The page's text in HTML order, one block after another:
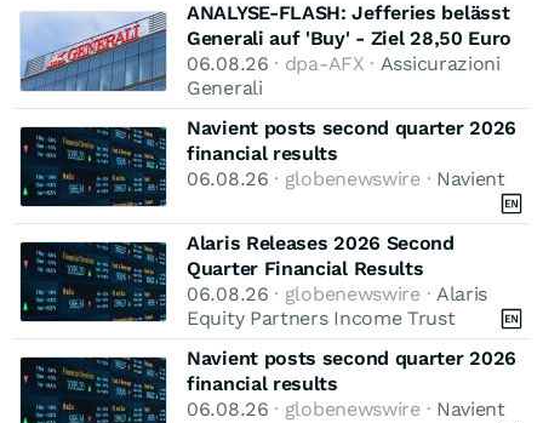
ANALYSE-FLASH: Jefferies belässt
Generali auf 'Buy' - Ziel 28,50 Euro
06.08.26 · dpa-AFX · Assicurazioni
Generali
Navient posts second quarter 2026
financial results
06.08.26 · globenewswire · Navient
Alaris Releases 2026 Second
Quarter Financial Results
06.08.26 · globenewswire · Alaris
Equity Partners Income Trust
Navient posts second quarter 2026
financial results
06.08.26 · globenewswire · Navient